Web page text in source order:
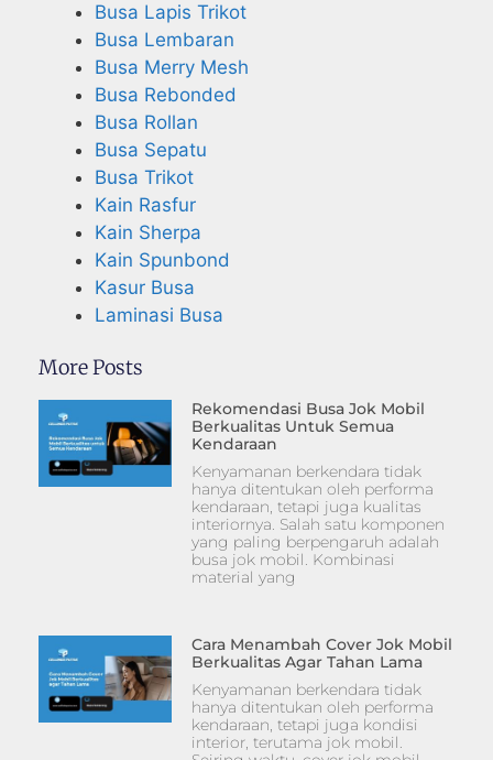
Busa Lapis Trikot
Busa Lembaran
Busa Merry Mesh
Busa Rebonded
Busa Rollan
Busa Sepatu
Busa Trikot
Kain Rasfur
Kain Sherpa
Kain Spunbond
Kasur Busa
Laminasi Busa
More Posts
Rekomendasi Busa Jok Mobil
Berkualitas Untuk Semua
Kendaraan
Kenyamanan berkendara tidak
hanya ditentukan oleh performa
kendaraan, tetapi juga kualitas
interiornya. Salah satu komponen
yang paling berpengaruh adalah
busa jok mobil. Kombinasi
material yang
Cara Menambah Cover Jok Mobil
Berkualitas Agar Tahan Lama
Kenyamanan berkendara tidak
hanya ditentukan oleh performa
kendaraan, tetapi juga kondisi
interior, terutama jok mobil.